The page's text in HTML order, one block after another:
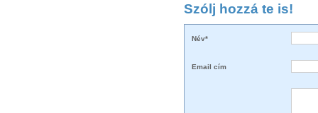
Szólj hozzá te is!
Név*
Email cím